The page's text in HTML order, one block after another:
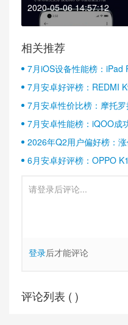
2020-05-06 14:57:12
相关推荐
7月iOS设备性能榜：iPad
7月安卓好评榜：REDMI
半壁江山
7月安卓性价比榜：摩托
7月安卓性能榜：iQOO成
2026年Q2用户偏好榜：
6月安卓好评榜：OPPO
登录后才能评论
评论列表 ( )